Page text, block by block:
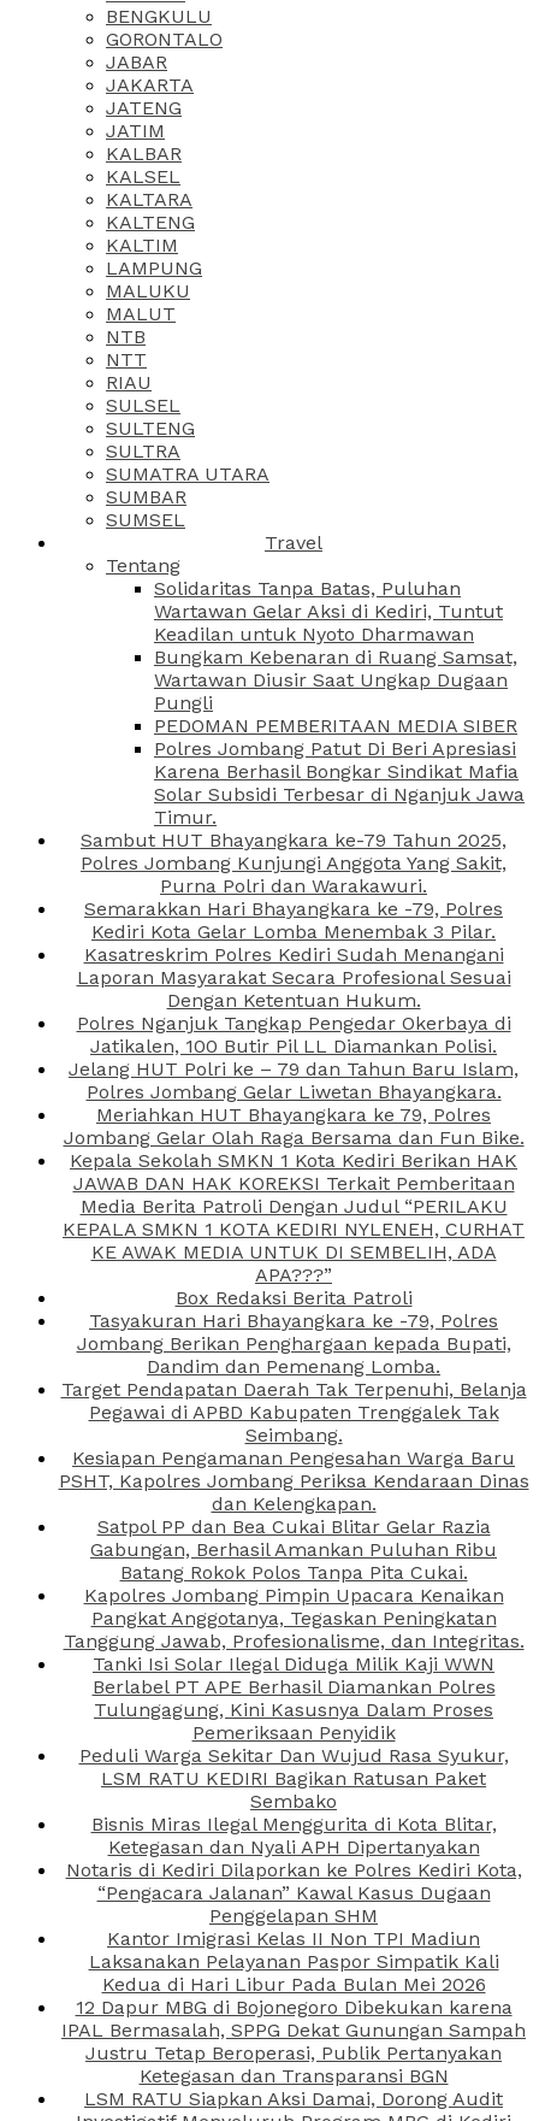
BENGKULU
GORONTALO
JABAR
JAKARTA
JATENG
JATIM
KALBAR
KALSEL
KALTARA
KALTENG
KALTIM
LAMPUNG
MALUKU
MALUT
NTB
NTT
RIAU
SULSEL
SULTENG
SULTRA
SUMATRA UTARA
SUMBAR
SUMSEL
Travel
Tentang
Solidaritas Tanpa Batas, Puluhan
Wartawan Gelar Aksi di Kediri, Tuntut
Keadilan untuk Nyoto Dharmawan
Bungkam Kebenaran di Ruang Samsat,
Wartawan Diusir Saat Ungkap Dugaan
Pungli
PEDOMAN PEMBERITAAN MEDIA SIBER
Polres Jombang Patut Di Beri Apresiasi
Karena Berhasil Bongkar Sindikat Mafia
Solar Subsidi Terbesar di Nganjuk Jawa
Timur.
Sambut HUT Bhayangkara ke-79 Tahun 2025,
Polres Jombang Kunjungi Anggota Yang Sakit,
Purna Polri dan Warakawuri.
Semarakkan Hari Bhayangkara ke -79, Polres
Kediri Kota Gelar Lomba Menembak 3 Pilar.
Kasatreskrim Polres Kediri Sudah Menangani
Laporan Masyarakat Secara Profesional Sesuai
Dengan Ketentuan Hukum.
Polres Nganjuk Tangkap Pengedar Okerbaya di
Jatikalen, 100 Butir Pil LL Diamankan Polisi.
Jelang HUT Polri ke – 79 dan Tahun Baru Islam,
Polres Jombang Gelar Liwetan Bhayangkara.
Meriahkan HUT Bhayangkara ke 79, Polres
Jombang Gelar Olah Raga Bersama dan Fun Bike.
Kepala Sekolah SMKN 1 Kota Kediri Berikan HAK
JAWAB DAN HAK KOREKSI Terkait Pemberitaan
Media Berita Patroli Dengan Judul “PERILAKU
KEPALA SMKN 1 KOTA KEDIRI NYLENEH, CURHAT
KE AWAK MEDIA UNTUK DI SEMBELIH, ADA
APA???”
Box Redaksi Berita Patroli
Tasyakuran Hari Bhayangkara ke -79, Polres
Jombang Berikan Penghargaan kepada Bupati,
Dandim dan Pemenang Lomba.
Target Pendapatan Daerah Tak Terpenuhi, Belanja
Pegawai di APBD Kabupaten Trenggalek Tak
Seimbang.
Kesiapan Pengamanan Pengesahan Warga Baru
PSHT, Kapolres Jombang Periksa Kendaraan Dinas
dan Kelengkapan.
Satpol PP dan Bea Cukai Blitar Gelar Razia
Gabungan, Berhasil Amankan Puluhan Ribu
Batang Rokok Polos Tanpa Pita Cukai.
Kapolres Jombang Pimpin Upacara Kenaikan
Pangkat Anggotanya, Tegaskan Peningkatan
Tanggung Jawab, Profesionalisme, dan Integritas.
Tanki Isi Solar Ilegal Diduga Milik Kaji WWN
Berlabel PT APE Berhasil Diamankan Polres
Tulungagung, Kini Kasusnya Dalam Proses
Pemeriksaan Penyidik
Peduli Warga Sekitar Dan Wujud Rasa Syukur,
LSM RATU KEDIRI Bagikan Ratusan Paket
Sembako
Bisnis Miras Ilegal Menggurita di Kota Blitar,
Ketegasan dan Nyali APH Dipertanyakan
Notaris di Kediri Dilaporkan ke Polres Kediri Kota,
“Pengacara Jalanan” Kawal Kasus Dugaan
Penggelapan SHM
Kantor Imigrasi Kelas II Non TPI Madiun
Laksanakan Pelayanan Paspor Simpatik Kali
Kedua di Hari Libur Pada Bulan Mei 2026
12 Dapur MBG di Bojonegoro Dibekukan karena
IPAL Bermasalah, SPPG Dekat Gunungan Sampah
Justru Tetap Beroperasi, Publik Pertanyakan
Ketegasan dan Transparansi BGN
LSM RATU Siapkan Aksi Damai, Dorong Audit